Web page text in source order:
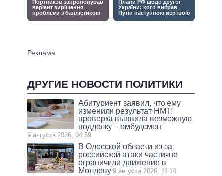
ДРУГИЕ НОВОСТИ ПОЛИТИКИ
Абитуриент заявил, что ему
изменили результат НМТ:
проверка выявила возможную
подделку – омбудсмен
9 августа 2026, 04:59
В Одесской области из-за
российской атаки частично
ограничили движение в
Молдову 9 августа 2026, 11:14